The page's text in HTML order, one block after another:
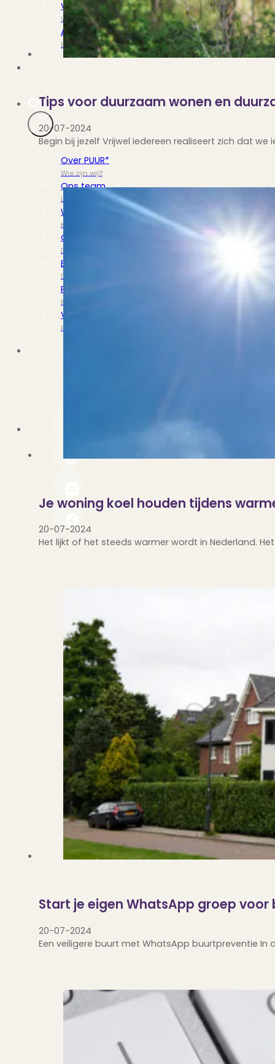
Verbouwen
Wil jij jouw huis renoveren? Geen probleem!
Alle diensten
Bekijk het overzicht van alle diensten..
Over PUUR*
Over PUUR*
Wie zijn wij?
Ons team
Leer ons beter kennen..
Werken bij PUUR*
Kom jij ons team versterken?
Onze vestigingen
De kracht van 6 vestigingen!
Beoordelingen
Dit zeggen klanten over ons
Partners
Maak gebruik van ons netwerk
Verenigingen
PUUR* is aangesloten bij...
Tips voor duurzaam wonen en
20-07-2024
Begin bij jezelf Vrijwel iedereen realiseert zich dat
Je woning koel houden tijdens
20-07-2024
Het lijkt of het steeds warmer wordt in Nederland.
Start je eigen WhatsApp groep
20-07-2024
Een veiligere buurt met WhatsApp buurtpreventie